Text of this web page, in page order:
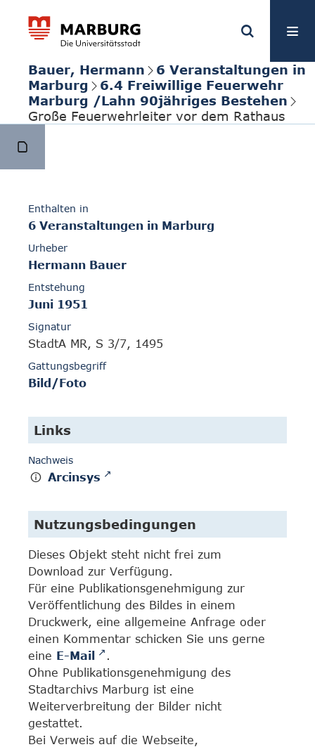
Bauer, Hermann
6 Veranstaltungen in
Marburg
6.4 Freiwillige Feuerwehr
Marburg /Lahn 90jähriges Bestehen
Große Feuerwehrleiter vor dem Rathaus
Enthalten in
6 Veranstaltungen in Marburg
Urheber
Hermann Bauer
Entstehung
Juni 1951
Signatur
StadtA MR, S 3/7, 1495
Gattungsbegriff
Bild/Foto
Links
Nachweis
Arcinsys
Nutzungsbedingungen
Dieses Objekt steht nicht frei zum
Download zur Verfügung.
Für eine Publikationsgenehmigung zur
Veröffentlichung des Bildes in einem
Druckwerk, eine allgemeine Anfrage oder
einen Kommentar schicken Sie uns gerne
eine E-Mail
.
Ohne Publikationsgenehmigung des
Stadtarchivs Marburg ist eine
Weiterverbreitung der Bilder nicht
gestattet.
Bei Verweis auf die Webseite,